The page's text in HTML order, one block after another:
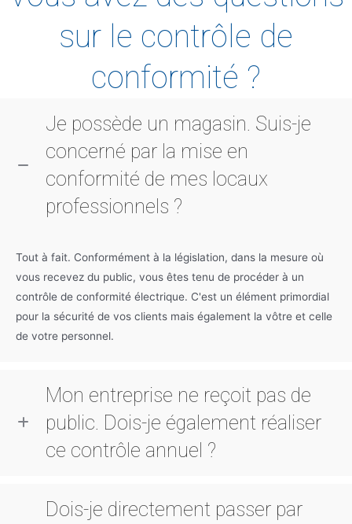
sur le contrôle de
conformité ?
Je possède un magasin. Suis-je
concerné par la mise en
conformité de mes locaux
professionnels ?
Tout à fait. Conformément à la législation, dans la mesure où
vous recevez du public, vous êtes tenu de procéder à un
contrôle de conformité électrique. C'est un élément primordial
pour la sécurité de vos clients mais également la vôtre et celle
de votre personnel.
Mon entreprise ne reçoit pas de
public. Dois-je également réaliser
ce contrôle annuel ?
Dois-je directement passer par